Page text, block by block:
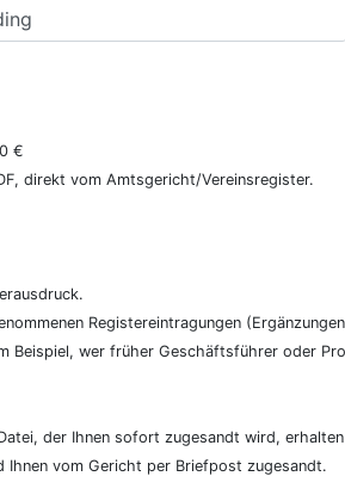
€
direkt vom Amtsgericht/Vereinsregister.
Registereintragungen
Beispiel, wer früher Geschäftsführer oder
der Ihnen sofort zugesandt wird, erhalten
Ihnen vom Gericht per Briefpost zugesandt.